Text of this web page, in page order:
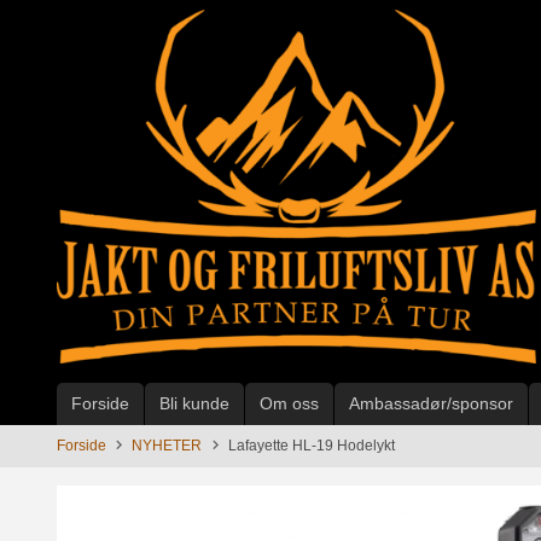
Forside Bli kunde Om oss Ambassadør/sponsor
Forside NYHETER Lafayette HL-19 Hodelykt